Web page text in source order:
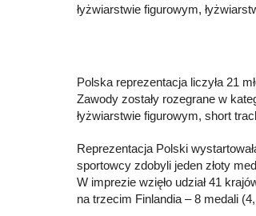
łyżwiarstwie figurowym,
Polska reprezentacja liczyła 21
Zawody zostały rozegrane w
łyżwiarstwie figurowym, short
Reprezentacja Polski
sportowcy zdobyli jeden złoty
W imprezie wzięło udział 41
na trzecim Finlandia – 8 medali